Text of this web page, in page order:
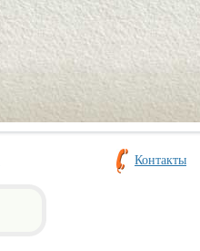
Контакты